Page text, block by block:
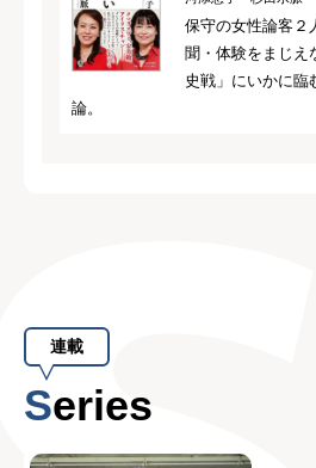
保守の女性論客２
聞・体験をまじえ
史戦」にいかに臨
論。
連載
Series